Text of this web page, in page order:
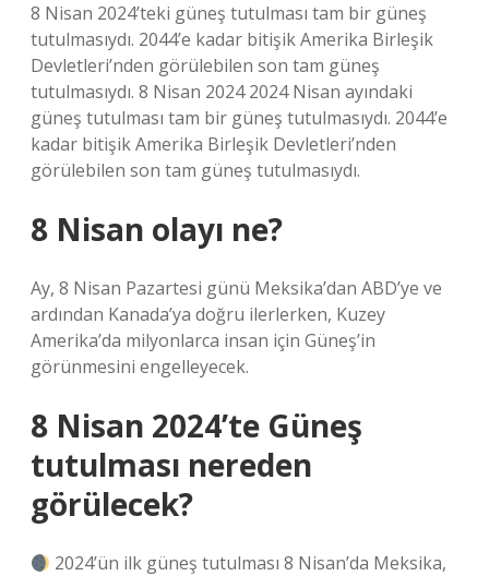
8 Nisan 2024’teki güneş tutulması tam bir güneş
tutulmasıydı. 2044’e kadar bitişik Amerika Birleşik
Devletleri’nden görülebilen son tam güneş
tutulmasıydı. 8 Nisan 2024 2024 Nisan ayındaki
güneş tutulması tam bir güneş tutulmasıydı. 2044’e
kadar bitişik Amerika Birleşik Devletleri’nden
görülebilen son tam güneş tutulmasıydı.
8 Nisan olayı ne?
Ay, 8 Nisan Pazartesi günü Meksika’dan ABD’ye ve
ardından Kanada’ya doğru ilerlerken, Kuzey
Amerika’da milyonlarca insan için Güneş’in
görünmesini engelleyecek.
8 Nisan 2024’te Güneş
tutulması nereden
görülecek?
2024’ün ilk güneş tutulması 8 Nisan’da Meksika,